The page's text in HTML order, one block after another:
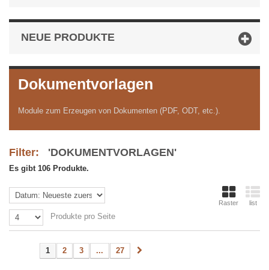
NEUE PRODUKTE
Dokumentvorlagen
Module zum Erzeugen von Dokumenten (PDF, ODT, etc.).
Filter: 'DOKUMENTVORLAGEN'
Es gibt 106 Produkte.
Raster list
Produkte pro Seite
1 2 3 ... 27